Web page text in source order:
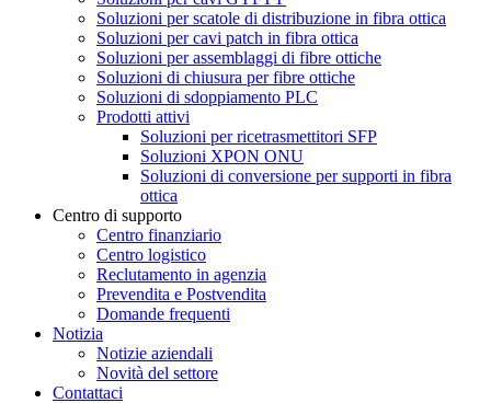
Soluzioni per scatole di distribuzione in fibra ottica
Soluzioni per cavi patch in fibra ottica
Soluzioni per assemblaggi di fibre ottiche
Soluzioni di chiusura per fibre ottiche
Soluzioni di sdoppiamento PLC
Prodotti attivi
Soluzioni per ricetrasmettitori SFP
Soluzioni XPON ONU
Soluzioni di conversione per supporti in fibra
ottica
Centro di supporto
Centro finanziario
Centro logistico
Reclutamento in agenzia
Prevendita e Postvendita
Domande frequenti
Notizia
Notizie aziendali
Novità del settore
Contattaci